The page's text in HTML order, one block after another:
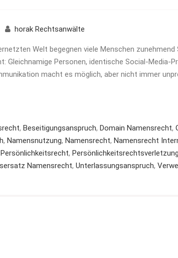
horak Rechtsanwälte
Welt begegnen viele Menschen
Gleichnamige Personen, identische Social-Media-
macht es möglich, aber nicht immer
, Beseitigungsanspruch, Domain Namensrecht,
, Namensnutzung, Namensrecht, Namensrecht
Persönlichkeitsrecht, Persönlichkeitsrechtsverletzung
Namensrecht, Unterlassungsanspruch,